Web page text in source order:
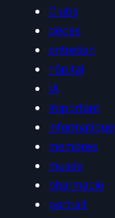
Clubs
décés
entretien
hôpital
IA
Important
informatique
membres
musée
pharmacie
portrait